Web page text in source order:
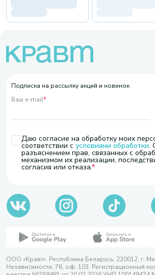
Подписка на рассылку акций и новинок
Ваш e-mail*
Даю согласие на обработку моих
соответствии с условиями обработки.
разъяснением прав, связанных с
механизмом их реализации,
согласия или отказа.
ООО «Кравт». Республика Беларусь, 220012, г.
Независимости, 76, оф. 103. Регистрационный